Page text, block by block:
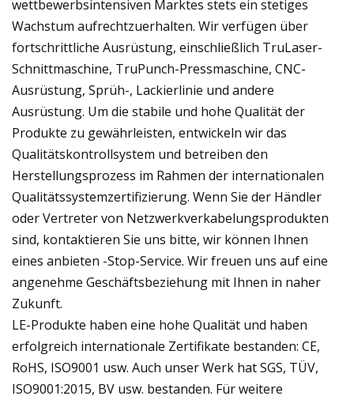
wettbewerbsintensiven Marktes stets ein stetiges
Wachstum aufrechtzuerhalten. Wir verfügen über
fortschrittliche Ausrüstung, einschließlich TruLaser-
Schnittmaschine, TruPunch-Pressmaschine, CNC-
Ausrüstung, Sprüh-, Lackierlinie und andere
Ausrüstung. Um die stabile und hohe Qualität der
Produkte zu gewährleisten, entwickeln wir das
Qualitätskontrollsystem und betreiben den
Herstellungsprozess im Rahmen der internationalen
Qualitätssystemzertifizierung. Wenn Sie der Händler
oder Vertreter von Netzwerkverkabelungsprodukten
sind, kontaktieren Sie uns bitte, wir können Ihnen
eines anbieten -Stop-Service. Wir freuen uns auf eine
angenehme Geschäftsbeziehung mit Ihnen in naher
Zukunft.
LE-Produkte haben eine hohe Qualität und haben
erfolgreich internationale Zertifikate bestanden: CE,
RoHS, ISO9001 usw. Auch unser Werk hat SGS, TÜV,
ISO9001:2015, BV usw. bestanden. Für weitere